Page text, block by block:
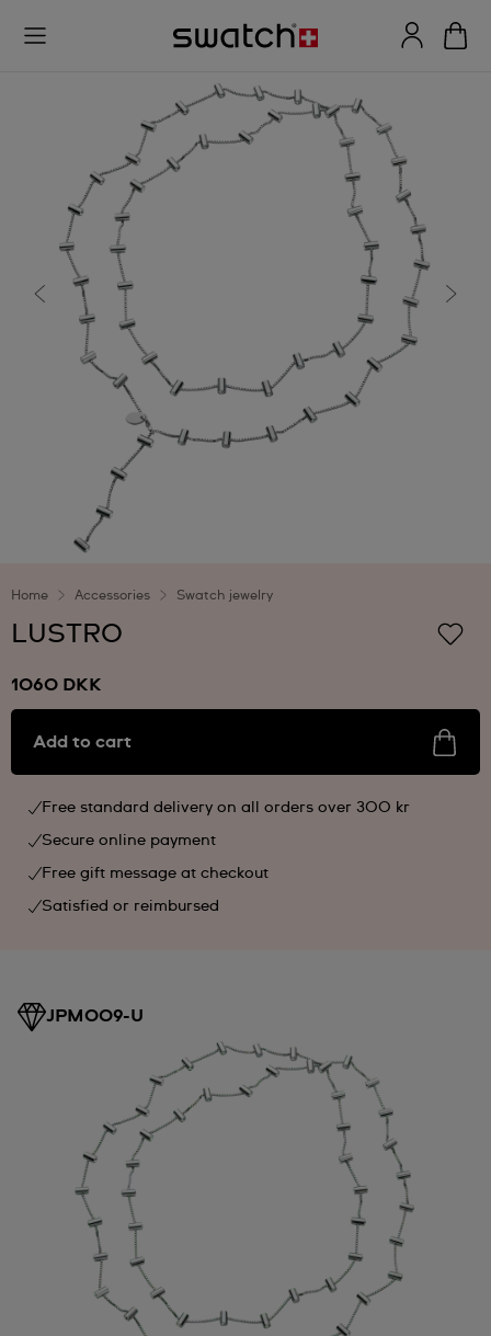
Home Accessories Swatch jewelry
LUSTRO
1060 DKK
Add to cart
Free standard delivery on all orders over 300 kr
Secure online payment
Free gift message at checkout
Satisfied or reimbursed
JPM009-U